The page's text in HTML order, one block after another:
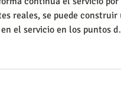
clase mundial
continua el servicio por
reales, se puede construir